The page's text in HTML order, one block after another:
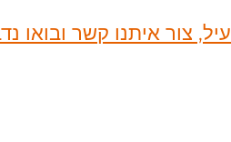
צור איתנו קשר ובואו